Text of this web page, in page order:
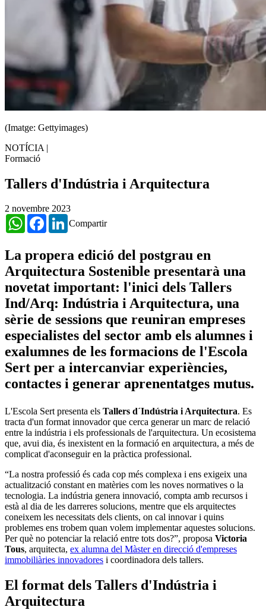
(Imatge: Gettyimages)
NOTÍCIA |
Formació
Tallers d'Indústria i Arquitectura
2 novembre 2023
Compartir
WhatsAppFacebookLinkedIn
La propera edició del postgrau en
Arquitectura Sostenible presentarà una
novetat important: l'inici dels Tallers
Ind/Arq: Indústria i Arquitectura, una
sèrie de sessions que reuniran empreses
especialistes del sector amb els alumnes i
exalumnes de les formacions de l'Escola
Sert per a intercanviar experiències,
contactes i generar aprenentatges mutus.
L'Escola Sert presenta els Tallers d´Indústria i Arquitectura. Es
tracta d'un format innovador que cerca generar un marc de relació
entre la indústria i els professionals de l'arquitectura. Un ecosistema
que, avui dia, és inexistent en la formació en arquitectura, a més de
complicat d'aconseguir en la pràctica professional.
“La nostra professió és cada cop més complexa i ens exigeix ​​una
actualització constant en matèries com les noves normatives o la
tecnologia. La indústria genera innovació, compta amb recursos i
està al dia de les darreres solucions, mentre que els arquitectes
coneixem les necessitats dels clients, on cal innovar i quins
problemes ens trobem quan volem implementar aquestes solucions.
Per què no potenciar la relació entre tots dos?”, proposa Victoria
Tous, arquitecta, ex alumna del Màster en direcció d'empreses
immobiliàries innovadores i coordinadora dels tallers.
El format dels Tallers d'Indústria i
Arquitectura